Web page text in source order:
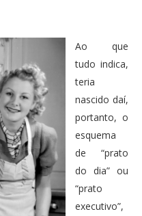
Ao que
tudo indica,
teria
nascido daí,
portanto, o
esquema
de “prato
do dia” ou
“prato
executivo”,